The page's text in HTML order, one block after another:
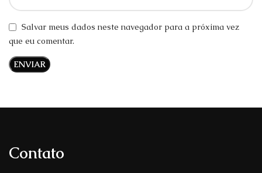
Salvar meus dados neste navegador para a próxima vez
que eu comentar.
Contato